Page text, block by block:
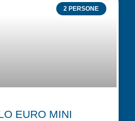
2 PERSONE
EURO MINI